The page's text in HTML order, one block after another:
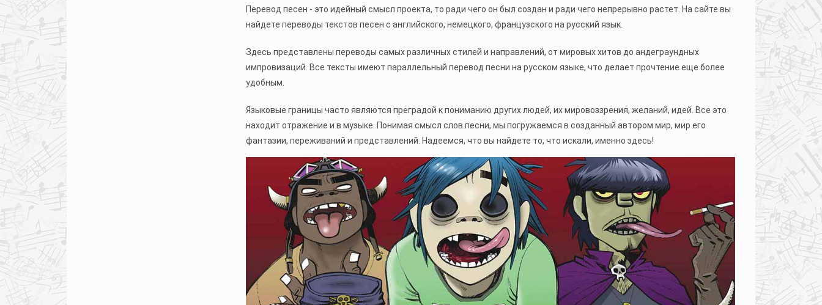
Перевод песен - это идейный смысл проекта, то ради чего он был создан и ради чего непрерывно растет. На сайте вы
найдете переводы текстов песен с английского, немецкого, французского на русский язык.
Здесь представлены переводы самых различных стилей и направлений, от мировых хитов до андеграундных
импровизаций. Все тексты имеют параллельный перевод песни на русском языке, что делает прочтение еще более
удобным.
Языковые границы часто являются преградой к пониманию других людей, их мировоззрения, желаний, идей. Все это
находит отражение и в музыке. Понимая смысл слов песни, мы погружаемся в созданный автором мир, мир его
фантазии, переживаний и представлений. Надеемся, что вы найдете то, что искали, именно здесь!